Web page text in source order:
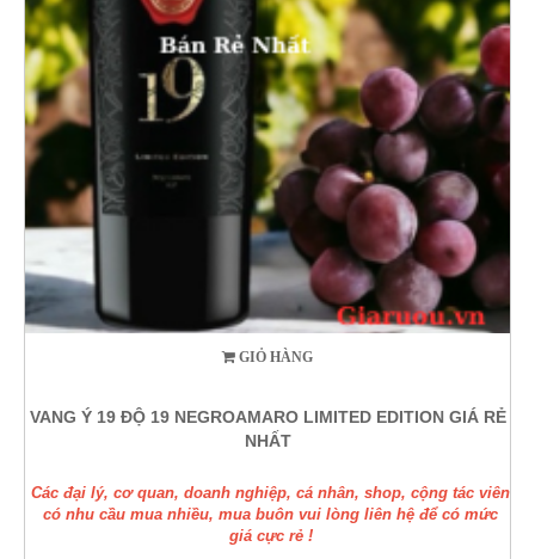
GIỎ HÀNG
VANG Ý 19 ĐỘ 19 NEGROAMARO LIMITED EDITION GIÁ RẺ
NHẤT
Các đại lý, cơ quan, doanh nghiệp, cá nhân, shop, cộng tác viên
có nhu cầu mua nhiều, mua buôn vui lòng liên hệ để có mức
giá cực rẻ !